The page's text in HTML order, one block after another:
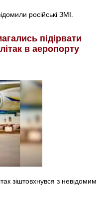
російські ЗМІ.
підірвати
в аеропорту
зіштовхнувся з невідомим